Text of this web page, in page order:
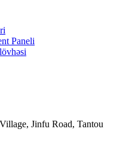
Paneli
Jinfu Road, Tantou